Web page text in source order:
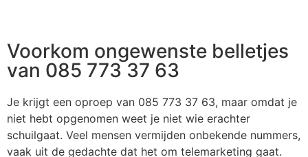
Voorkom ongewenste belletjes
van 085 773 37 63
Je krijgt een oproep van 085 773 37 63, maar omdat je
niet hebt opgenomen weet je niet wie erachter
schuilgaat. Veel mensen vermijden onbekende nummers,
vaak uit de gedachte dat het om telemarketing gaat.